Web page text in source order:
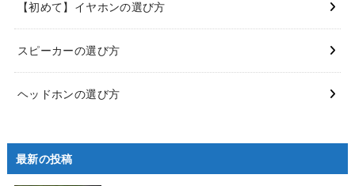
【初めて】イヤホンの選び方
スピーカーの選び方
ヘッドホンの選び方
最新の投稿